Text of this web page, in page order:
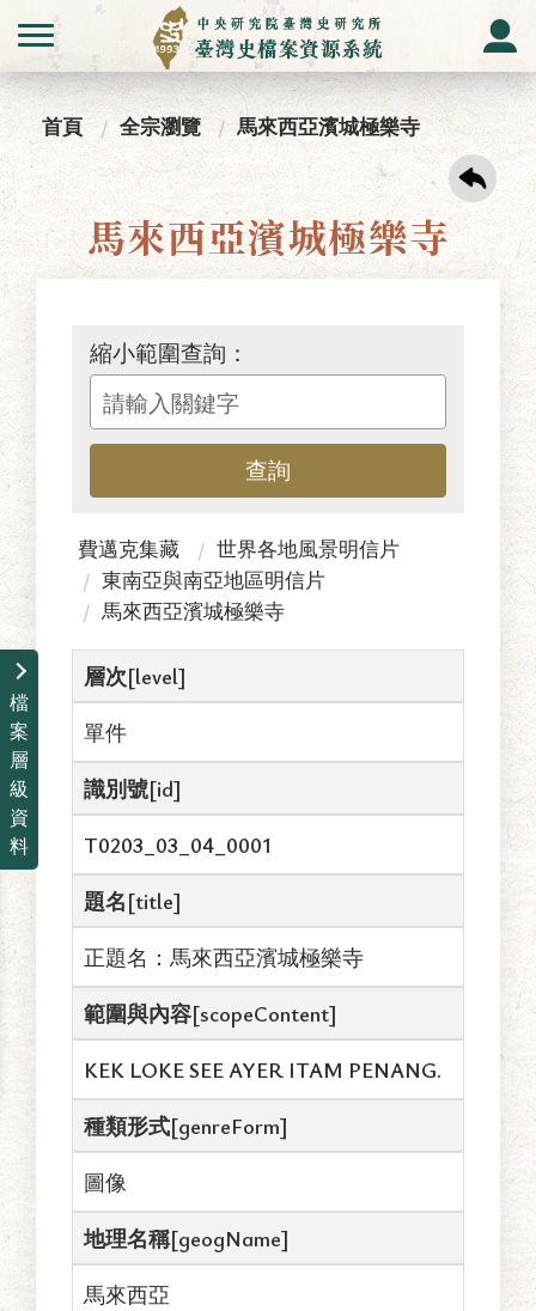
首頁 全宗瀏覽 馬來西亞濱城極樂寺
馬來西亞濱城極樂寺
縮小範圍查詢：
查詢
費邁克集藏
世界各地風景明信片
東南亞與南亞地區明信片
馬來西亞濱城極樂寺
檔
案
層
級
資
料
層次[level]
單件
識別號[id]
T0203_03_04_0001
題名[title]
正題名：馬來西亞濱城極樂寺
範圍與內容[scopeContent]
KEK LOKE SEE AYER ITAM PENANG.
種類形式[genreForm]
圖像
地理名稱[geogName]
馬來西亞